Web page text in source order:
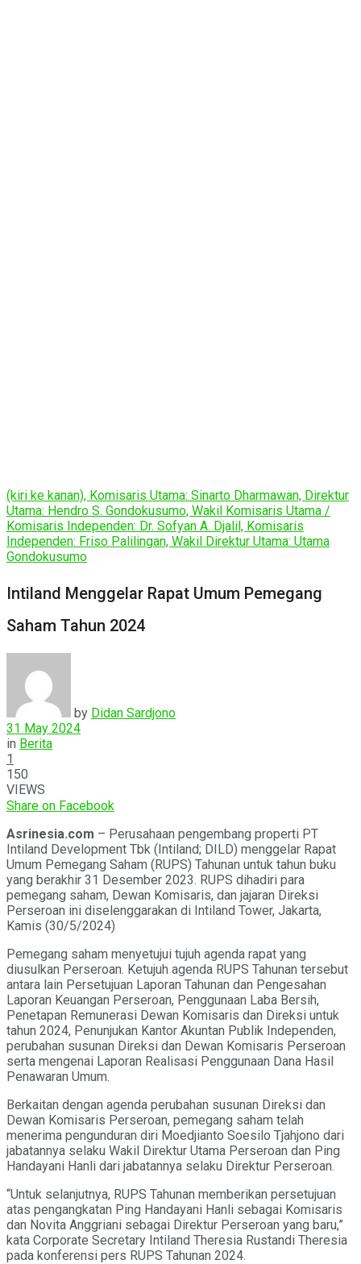
(kiri ke kanan), Komisaris Utama: Sinarto Dharmawan, Direktur
Utama: Hendro S. Gondokusumo, Wakil Komisaris Utama /
Komisaris Independen: Dr. Sofyan A. Djalil, Komisaris
Independen: Friso Palilingan, Wakil Direktur Utama: Utama
Gondokusumo
Intiland Menggelar Rapat Umum Pemegang
Saham Tahun 2024
by Didan Sardjono
31 May 2024
in Berita
1
150
VIEWS
Share on Facebook
Asrinesia.com – Perusahaan pengembang properti PT
Intiland Development Tbk (Intiland; DILD) menggelar Rapat
Umum Pemegang Saham (RUPS) Tahunan untuk tahun buku
yang berakhir 31 Desember 2023. RUPS dihadiri para
pemegang saham, Dewan Komisaris, dan jajaran Direksi
Perseroan ini diselenggarakan di Intiland Tower, Jakarta,
Kamis (30/5/2024)
Pemegang saham menyetujui tujuh agenda rapat yang
diusulkan Perseroan. Ketujuh agenda RUPS Tahunan tersebut
antara lain Persetujuan Laporan Tahunan dan Pengesahan
Laporan Keuangan Perseroan, Penggunaan Laba Bersih,
Penetapan Remunerasi Dewan Komisaris dan Direksi untuk
tahun 2024, Penunjukan Kantor Akuntan Publik Independen,
perubahan susunan Direksi dan Dewan Komisaris Perseroan
serta mengenai Laporan Realisasi Penggunaan Dana Hasil
Penawaran Umum.
Berkaitan dengan agenda perubahan susunan Direksi dan
Dewan Komisaris Perseroan, pemegang saham telah
menerima pengunduran diri Moedjianto Soesilo Tjahjono dari
jabatannya selaku Wakil Direktur Utama Perseroan dan Ping
Handayani Hanli dari jabatannya selaku Direktur Perseroan.
“Untuk selanjutnya, RUPS Tahunan memberikan persetujuan
atas pengangkatan Ping Handayani Hanli sebagai Komisaris
dan Novita Anggriani sebagai Direktur Perseroan yang baru,”
kata Corporate Secretary Intiland Theresia Rustandi Theresia
pada konferensi pers RUPS Tahunan 2024.